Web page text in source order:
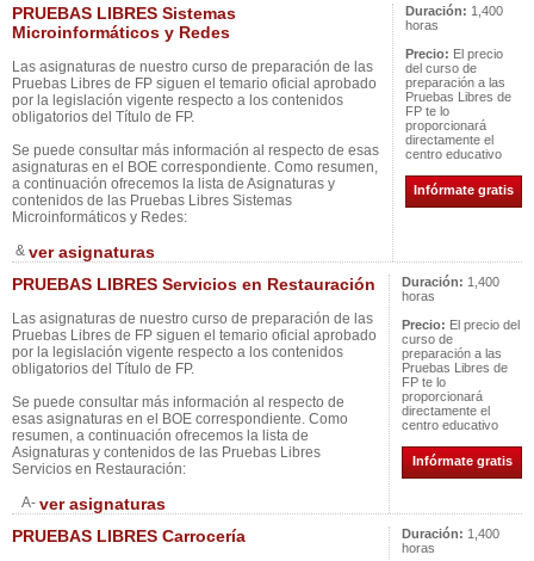
PRUEBAS LIBRES Sistemas
Microinformáticos y Redes
Las asignaturas de nuestro curso de preparación de las
Pruebas Libres de FP siguen el temario oficial aprobado
por la legislación vigente respecto a los contenidos
obligatorios del Título de FP.
Se puede consultar más información al respecto de esas
asignaturas en el BOE correspondiente. Como resumen,
a continuación ofrecemos la lista de Asignaturas y
contenidos de las Pruebas Libres Sistemas
Microinformáticos y Redes:
& ver asignaturas
Duración: 1,400
horas
Precio: El precio
del curso de
preparación a las
Pruebas Libres de
FP te lo
proporcionará
directamente el
centro educativo
Infórmate gratis
PRUEBAS LIBRES Servicios en Restauración
Las asignaturas de nuestro curso de preparación de las
Pruebas Libres de FP siguen el temario oficial aprobado
por la legislación vigente respecto a los contenidos
obligatorios del Título de FP.
Se puede consultar más información al respecto de
esas asignaturas en el BOE correspondiente. Como
resumen, a continuación ofrecemos la lista de
Asignaturas y contenidos de las Pruebas Libres
Servicios en Restauración:
A- ver asignaturas
Duración: 1,400
horas
Precio: El precio del
curso de
preparación a las
Pruebas Libres de
FP te lo
proporcionará
directamente el
centro educativo
Infórmate gratis
PRUEBAS LIBRES Carrocería Duración: 1,400
horas